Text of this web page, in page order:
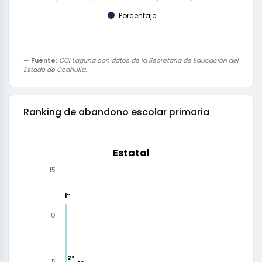
Porcentaje
Fuente: CCI Laguna con datos de la Secretaría de Educación del
Estado de Coahuila.
Ranking de abandono escolar primaria
Estatal
1º
1º
2º
2º
10
15